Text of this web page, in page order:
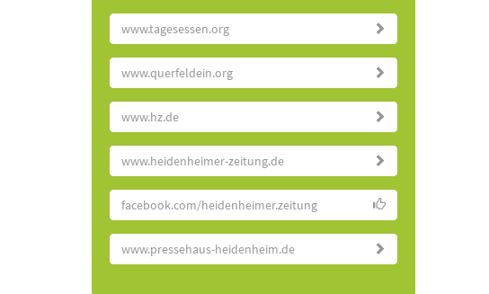
www.tagesessen.org
www.querfeldein.org
www.hz.de
www.heidenheimer-zeitung.de
facebook.com/heidenheimer.zeitung
www.pressehaus-heidenheim.de